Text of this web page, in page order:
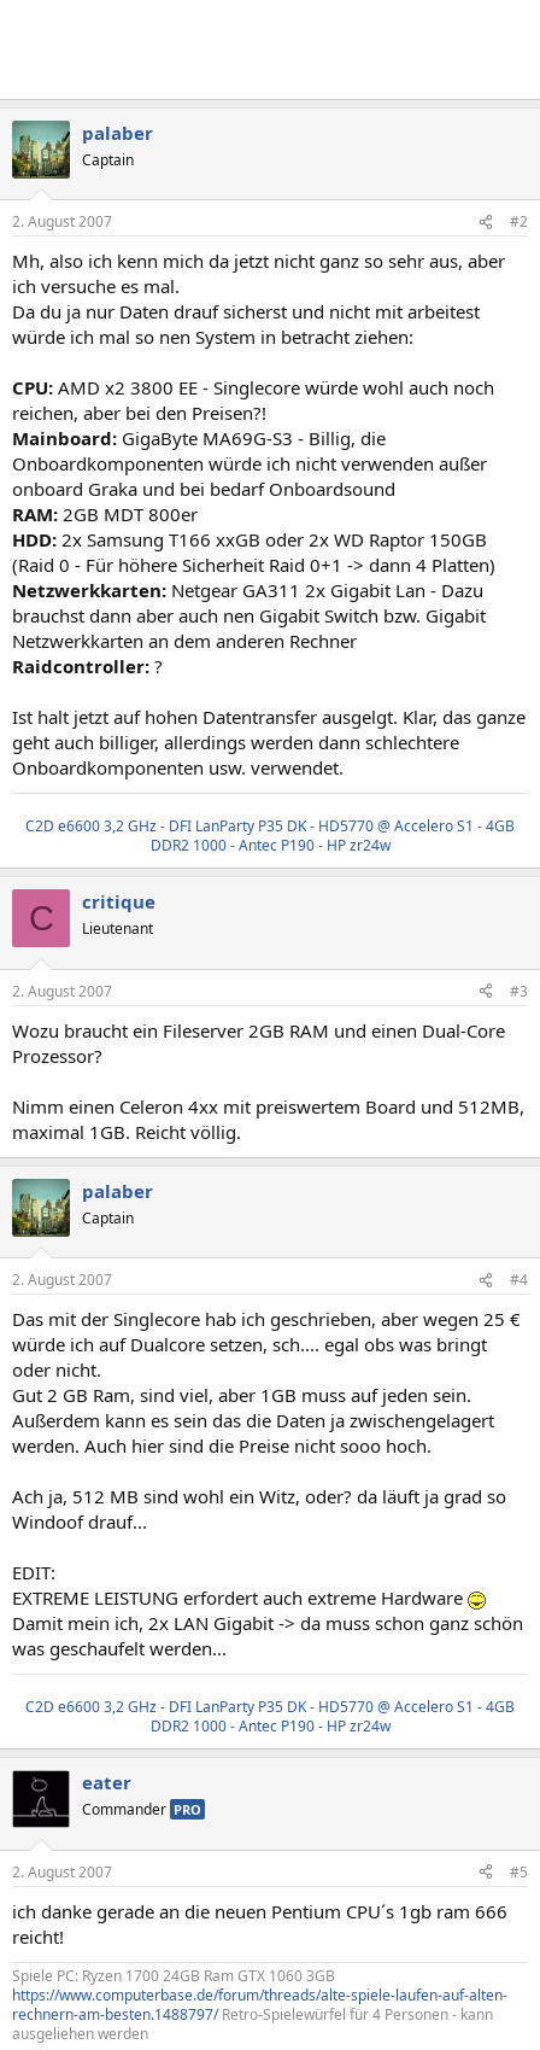
palaber
Captain
2. August 2007 #2
Mh, also ich kenn mich da jetzt nicht ganz so sehr aus, aber
ich versuche es mal.
Da du ja nur Daten drauf sicherst und nicht mit arbeitest
würde ich mal so nen System in betracht ziehen:
CPU: AMD x2 3800 EE - Singlecore würde wohl auch noch
reichen, aber bei den Preisen?!
Mainboard: GigaByte MA69G-S3 - Billig, die
Onboardkomponenten würde ich nicht verwenden außer
onboard Graka und bei bedarf Onboardsound
RAM: 2GB MDT 800er
HDD: 2x Samsung T166 xxGB oder 2x WD Raptor 150GB
(Raid 0 - Für höhere Sicherheit Raid 0+1 -> dann 4 Platten)
Netzwerkkarten: Netgear GA311 2x Gigabit Lan - Dazu
brauchst dann aber auch nen Gigabit Switch bzw. Gigabit
Netzwerkkarten an dem anderen Rechner
Raidcontroller: ?
Ist halt jetzt auf hohen Datentransfer ausgelgt. Klar, das ganze
geht auch billiger, allerdings werden dann schlechtere
Onboardkomponenten usw. verwendet.
C2D e6600 3,2 GHz - DFI LanParty P35 DK - HD5770 @ Accelero S1 - 4GB
DDR2 1000 - Antec P190 - HP zr24w
C critique
Lieutenant
2. August 2007 #3
Wozu braucht ein Fileserver 2GB RAM und einen Dual-Core
Prozessor?
Nimm einen Celeron 4xx mit preiswertem Board und 512MB,
maximal 1GB. Reicht völlig.
palaber
Captain
2. August 2007 #4
Das mit der Singlecore hab ich geschrieben, aber wegen 25 €
würde ich auf Dualcore setzen, sch.... egal obs was bringt
oder nicht.
Gut 2 GB Ram, sind viel, aber 1GB muss auf jeden sein.
Außerdem kann es sein das die Daten ja zwischengelagert
werden. Auch hier sind die Preise nicht sooo hoch.
Ach ja, 512 MB sind wohl ein Witz, oder? da läuft ja grad so
Windoof drauf...
EDIT:
EXTREME LEISTUNG erfordert auch extreme Hardware
Damit mein ich, 2x LAN Gigabit -> da muss schon ganz schön
was geschaufelt werden...
C2D e6600 3,2 GHz - DFI LanParty P35 DK - HD5770 @ Accelero S1 - 4GB
DDR2 1000 - Antec P190 - HP zr24w
eater
Commander PRO
2. August 2007 #5
ich danke gerade an die neuen Pentium CPU´s 1gb ram 666
reicht!
Spiele PC: Ryzen 1700 24GB Ram GTX 1060 3GB
https://www.computerbase.de/forum/threads/alte-spiele-laufen-auf-alten-
rechnern-am-besten.1488797/Retro-Spielewürfel für 4 Personen - kann
ausgeliehen werden